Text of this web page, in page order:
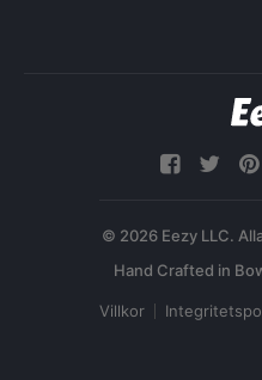
© 2026 Eezy LLC.
Villkor